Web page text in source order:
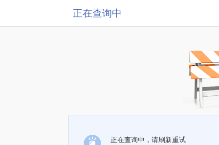
正在查询中
正在查询中，请刷新重试